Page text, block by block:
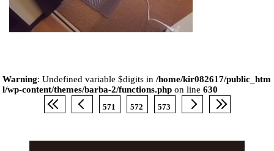
Warning: Undefined variable $digits in/home/kir082617/public_htm
l/wp-content/themes/barba-2/functions.php on line630
571 572 573